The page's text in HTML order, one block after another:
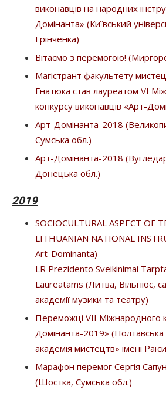
виконавців на народних
Домінанта» (Київський
Грінченка)
Вітаємо з перемогою!
Магістрант факультету
Гнатюка cтав лауреатом VI
конкурсу виконавців «Арт-
Арт-Домінанта-2018
Сумська обл.)
Арт-Домінанта-2018
Донецька обл.)
2019
SOCIOCULTURAL ASPECT OF
LITHUANIAN NATIONAL
Art-Dominanta)
LR Prezidento Sveikinimai
Laureatams (Литва, Вільнюс,
академії музики та театру)
Переможці VІІ Міжнародного
Домінанта-2019»
академія мистецтв» імені
Марафон перемог Сергія
(Шостка, Сумська обл.)